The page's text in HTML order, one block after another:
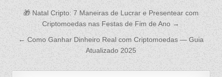
Navegação
de
Post
🎁 Natal Cripto: 7 Maneiras de Lucrar e Presentear com
Criptomoedas nas Festas de Fim de Ano →
← Como Ganhar Dinheiro Real com Criptomoedas — Guia
Atualizado 2025